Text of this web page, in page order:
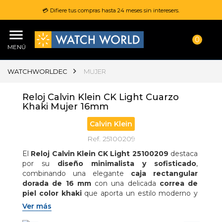
💳 Difiere tus compras hasta 24 meses sin interesers.
MENÚ
0
WATCHWORLDEC MUJER
Reloj Calvin Klein CK Light Cuarzo
Khaki Mujer 16mm
Calvin Klein
Ref. 25100209
El Reloj Calvin Klein CK Light 25100209 destaca
por su diseño minimalista y sofisticado,
combinando una elegante caja rectangular
dorada de 16 mm con una delicada correa de
piel color khaki que aporta un estilo moderno y
versátil ideal para cualquier ocasión; equipado con
movimiento de cuarzo analógico
Ver más